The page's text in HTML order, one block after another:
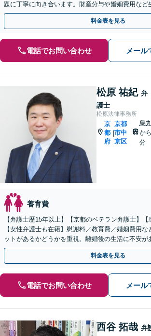
題に丁寧に向き合います。財産分与や婚姻費用など
え、長期化する手続きにも伴走します。WEB面談
料金表を見る
電話でお問い合わせ メール
松原 祐紀 弁
護士
松原法律事務所
京
都
府
|
京都
市中
京区
烏
か
分
養育費
【弁護士歴15年以上】【京都のベテラン弁護士】【
【女性弁護士も在籍】慰謝料／教育費／婚姻費用な
ットがあるかどうかを重視。離婚後の生活に不安が
ご相談ください【完全個室あり】【初回相談30分無
料金表を見る
電話でお問い合わせ メール
西谷 拓哉 弁